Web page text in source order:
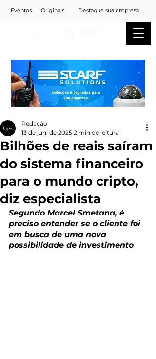
Eventos Originais Destaque sua empresa
Bilhões de reais saíram
do sistema financeiro
para o mundo cripto,
diz especialista
Redação
13 de jun. de 2025 2 min de leitura
Segundo Marcel Smetana, é
preciso entender se o cliente foi
em busca de uma nova
possibilidade de investimento